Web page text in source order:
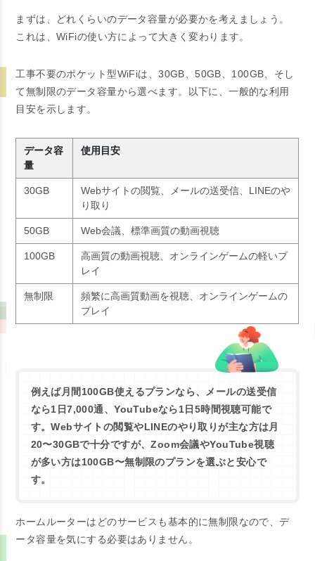
まずは、どれくらいのデータ容量が必要かを考えましょう。
これは、WiFiの使い方によって大きく変わります。
工事不要のポケット型WiFiは、30GB、50GB、100GB、そし
て無制限のデータ容量から選べます。以下に、一般的な利用
目安を示します。
データ容
量
使用目安
30GB
Webサイトの閲覧、メールの送受信、LINEのや
り取り
50GB Web会議、標準画質の動画視聴
100GB
高画質の動画視聴、オンラインゲームの軽いプ
レイ
無制限
頻繁に高画質動画を視聴、オンラインゲームの
プレイ
例えば月間100GB使えるプランなら、メールの送受信
なら1日7,000通、YouTubeなら1日5時間視聴可能で
す。Webサイトの閲覧やLINEのやり取りが主な方は月
20〜30GBで十分ですが、Zoom会議やYouTube視聴
が多い方は100GB〜無制限のプランを選ぶと安心で
す。
ホームルーターはどのサービスも基本的に無制限なので、デ
ータ容量を気にする必要はありません。